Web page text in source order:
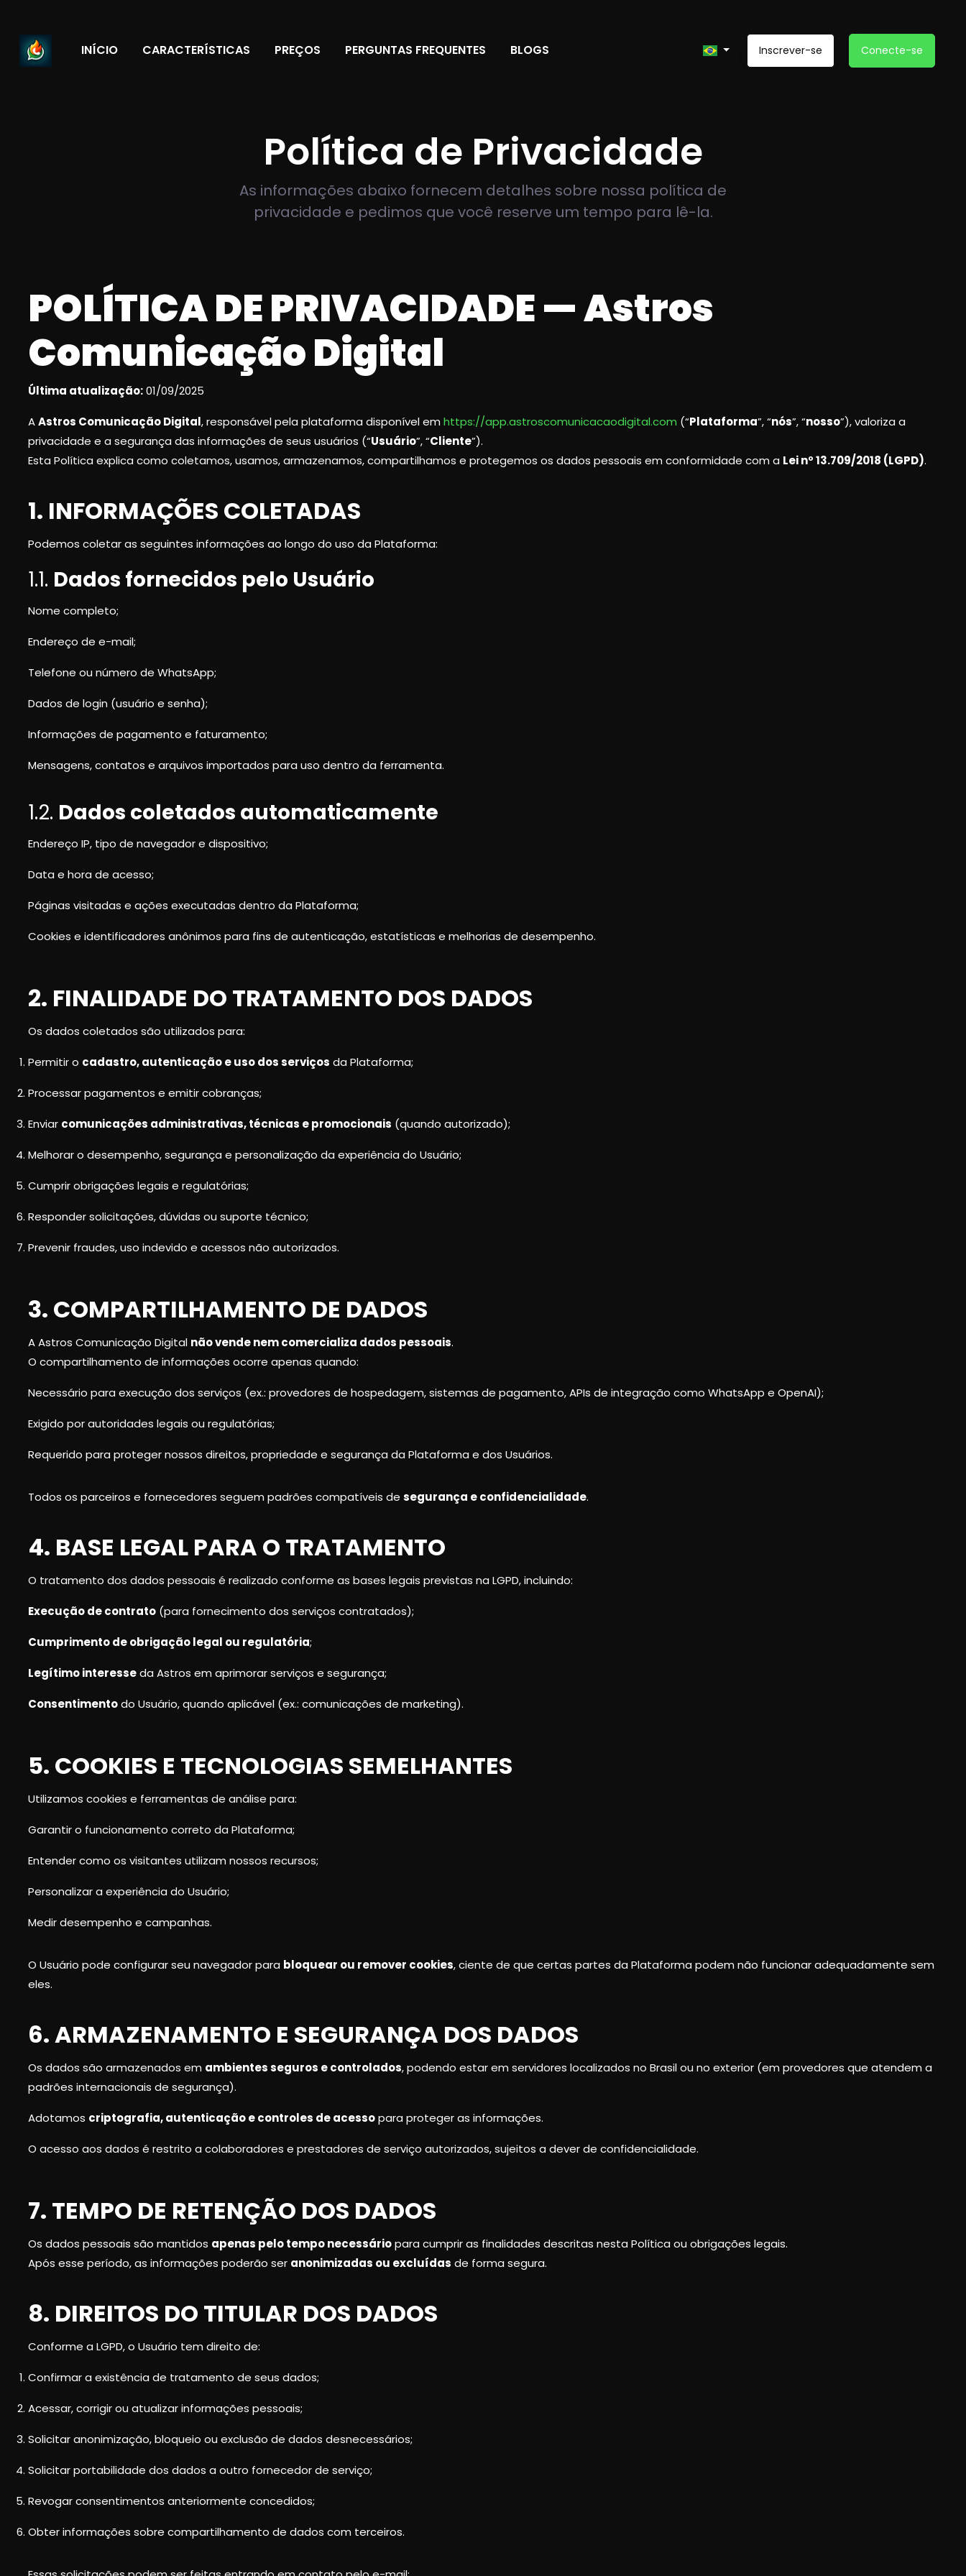
INÍCIO CARACTERÍSTICAS PREÇOS PERGUNTAS FREQUENTES BLOGS Inscrever-se Conecte-se
Política de Privacidade
As informações abaixo fornecem detalhes sobre nossa política de
privacidade e pedimos que você reserve um tempo para lê-la.
POLÍTICA DE PRIVACIDADE — Astros
Comunicação Digital
Última atualização:01/09/2025
AAstros Comunicação Digital, responsável pela plataforma disponível em https://app.astroscomunicacaodigital.com (“Plataforma”, “nós”, “nosso”), valoriza a
privacidade e a segurança das informações de seus usuários (“Usuário”, “Cliente”).
Esta Política explica como coletamos, usamos, armazenamos, compartilhamos e protegemos os dados pessoais em conformidade com a Lei nº 13.709/2018 (LGPD).
1. INFORMAÇÕES COLETADAS
Podemos coletar as seguintes informações ao longo do uso da Plataforma:
1.1. Dados fornecidos pelo Usuário
Nome completo;
Endereço de e-mail;
Telefone ou número de WhatsApp;
Dados de login (usuário e senha);
Informações de pagamento e faturamento;
Mensagens, contatos e arquivos importados para uso dentro da ferramenta.
1.2. Dados coletados automaticamente
Endereço IP, tipo de navegador e dispositivo;
Data e hora de acesso;
Páginas visitadas e ações executadas dentro da Plataforma;
Cookies e identificadores anônimos para fins de autenticação, estatísticas e melhorias de desempenho.
2. FINALIDADE DO TRATAMENTO DOS DADOS
Os dados coletados são utilizados para:
Permitir o cadastro, autenticação e uso dos serviços da Plataforma;
Processar pagamentos e emitir cobranças;
Enviar comunicações administrativas, técnicas e promocionais (quando autorizado);
Melhorar o desempenho, segurança e personalização da experiência do Usuário;
Cumprir obrigações legais e regulatórias;
Responder solicitações, dúvidas ou suporte técnico;
Prevenir fraudes, uso indevido e acessos não autorizados.
3. COMPARTILHAMENTO DE DADOS
A Astros Comunicação Digital não vende nem comercializa dados pessoais.
O compartilhamento de informações ocorre apenas quando:
Necessário para execução dos serviços (ex.: provedores de hospedagem, sistemas de pagamento, APIs de integração como WhatsApp e OpenAI);
Exigido por autoridades legais ou regulatórias;
Requerido para proteger nossos direitos, propriedade e segurança da Plataforma e dos Usuários.
Todos os parceiros e fornecedores seguem padrões compatíveis de segurança e confidencialidade.
4. BASE LEGAL PARA O TRATAMENTO
O tratamento dos dados pessoais é realizado conforme as bases legais previstas na LGPD, incluindo:
Execução de contrato (para fornecimento dos serviços contratados);
Cumprimento de obrigação legal ou regulatória;
Legítimo interesseda Astros em aprimorar serviços e segurança;
Consentimentodo Usuário, quando aplicável (ex.: comunicações de marketing).
5. COOKIES E TECNOLOGIAS SEMELHANTES
Utilizamos cookies e ferramentas de análise para:
Garantir o funcionamento correto da Plataforma;
Entender como os visitantes utilizam nossos recursos;
Personalizar a experiência do Usuário;
Medir desempenho e campanhas.
O Usuário pode configurar seu navegador para bloquear ou remover cookies, ciente de que certas partes da Plataforma podem não funcionar adequadamente sem
eles.
6. ARMAZENAMENTO E SEGURANÇA DOS DADOS
Os dados são armazenados em ambientes seguros e controlados, podendo estar em servidores localizados no Brasil ou no exterior (em provedores que atendem a
padrões internacionais de segurança).
Adotamos criptografia, autenticação e controles de acessopara proteger as informações.
O acesso aos dados é restrito a colaboradores e prestadores de serviço autorizados, sujeitos a dever de confidencialidade.
7. TEMPO DE RETENÇÃO DOS DADOS
Os dados pessoais são mantidos apenas pelo tempo necessáriopara cumprir as finalidades descritas nesta Política ou obrigações legais.
Após esse período, as informações poderão ser anonimizadas ou excluídas de forma segura.
8. DIREITOS DO TITULAR DOS DADOS
Conforme a LGPD, o Usuário tem direito de:
Confirmar a existência de tratamento de seus dados;
Acessar, corrigir ou atualizar informações pessoais;
Solicitar anonimização, bloqueio ou exclusão de dados desnecessários;
Solicitar portabilidade dos dados a outro fornecedor de serviço;
Revogar consentimentos anteriormente concedidos;
Obter informações sobre compartilhamento de dados com terceiros.